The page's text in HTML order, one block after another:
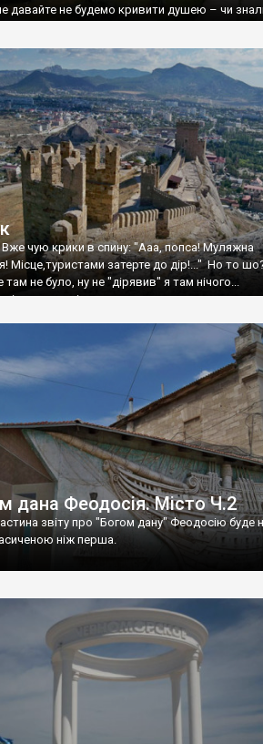
давайте не будемо кривити душею – чи
Вже чую крики в спину: "Ааа, попса! Муляжна
Місце,туристами затерте до дір!..." Но то
не було, ну не "дірявив" я там нічого...
до цього літа.
дана Феодосія. Місто Ч.2
звіту про "Богом дану" Феодосію буде
ніж перша.